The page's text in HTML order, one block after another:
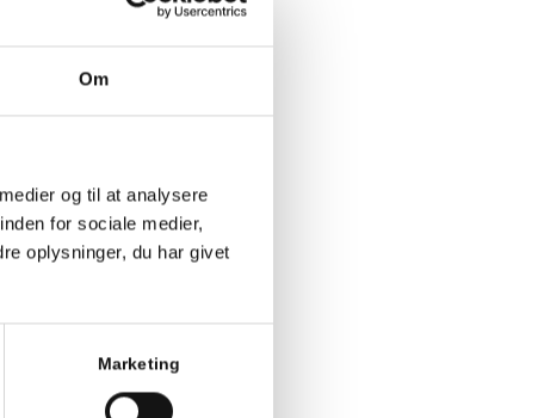
Om
og til at analysere
for sociale medier,
oplysninger, du har givet
Marketing
til din